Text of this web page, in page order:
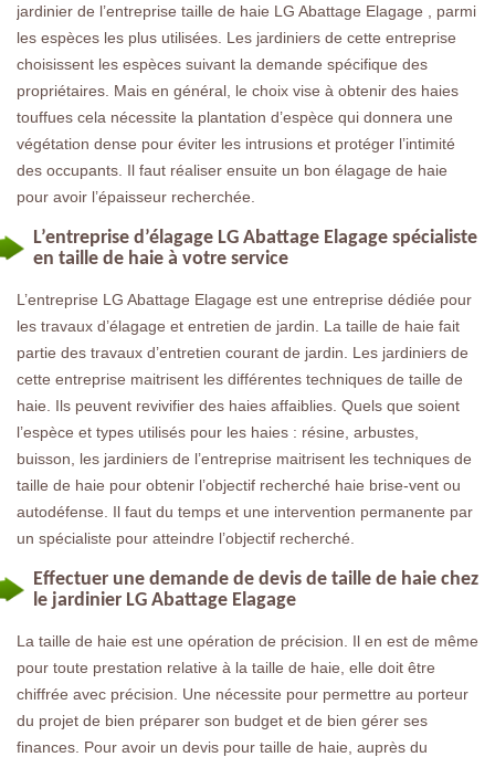
jardinier de l’entreprise taille de haie LG Abattage Elagage , parmi
les espèces les plus utilisées. Les jardiniers de cette entreprise
choisissent les espèces suivant la demande spécifique des
propriétaires. Mais en général, le choix vise à obtenir des haies
touffues cela nécessite la plantation d’espèce qui donnera une
végétation dense pour éviter les intrusions et protéger l’intimité
des occupants. Il faut réaliser ensuite un bon élagage de haie
pour avoir l’épaisseur recherchée.
L’entreprise d’élagage LG Abattage Elagage spécialiste
en taille de haie à votre service
L’entreprise LG Abattage Elagage est une entreprise dédiée pour
les travaux d’élagage et entretien de jardin. La taille de haie fait
partie des travaux d’entretien courant de jardin. Les jardiniers de
cette entreprise maitrisent les différentes techniques de taille de
haie. Ils peuvent revivifier des haies affaiblies. Quels que soient
l’espèce et types utilisés pour les haies : résine, arbustes,
buisson, les jardiniers de l’entreprise maitrisent les techniques de
taille de haie pour obtenir l’objectif recherché haie brise-vent ou
autodéfense. Il faut du temps et une intervention permanente par
un spécialiste pour atteindre l’objectif recherché.
Effectuer une demande de devis de taille de haie chez
le jardinier LG Abattage Elagage
La taille de haie est une opération de précision. Il en est de même
pour toute prestation relative à la taille de haie, elle doit être
chiffrée avec précision. Une nécessite pour permettre au porteur
du projet de bien préparer son budget et de bien gérer ses
finances. Pour avoir un devis pour taille de haie, auprès du